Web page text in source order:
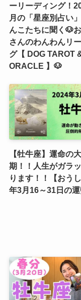
ーリーディング！
月の「星座別占い
んこたちに聞く🐶
さんのわんわんリ
グ【 DOG TAROT
ORACLE 】🐶
【牡牛座】運命の
期！！人生がガラ
ります！！【おう
年3月16～31日の運